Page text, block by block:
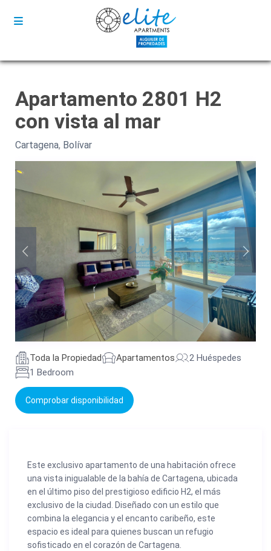
Apartamento 2801 H2
con vista al mar
Cartagena, Bolívar
Toda la Propiedad Apartamentos
2 Huéspedes
1 Bedroom
Comprobar disponibilidad
Este exclusivo apartamento de una habitación ofrece
una vista inigualable de la bahía de Cartagena, ubicada
en el último piso del prestigioso edificio H2, el más
exclusivo de la ciudad. Diseñado con un estilo que
combina la elegancia y el encanto caribeño, este
espacio es ideal para quienes buscan un refugio
sofisticado en el corazón de Cartagena.